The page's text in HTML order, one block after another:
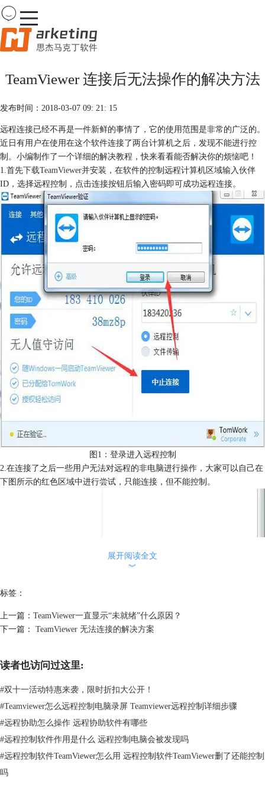
Viewer
下载
购买
案例
服务
TeamViewer 连接后无法操作的解决方法
发布时间：2018-03-07 09: 21: 15
远程连接已经不再是一件新鲜的事情了，它的使用范围是非常的广泛的。
近日有用户在使用在这个软件连接了两台计算机之后，发现不能进行控
制。小编制作了一个详细的解决教程，快来看看能否解决你的烦恼吧！
1.首先下载TeamViewer并安装，在软件的控制远程计算机区域输入伙伴
ID，选择远程控制，点击连接按钮后输入密码即可成功远程连接。
图1：登录进入远程控制
2.在连接了之后一些用户无法对远程的非电脑进行操作，大家可以自己在
下图所示的红色区域中进行尝试，只能连接，但不能控制。
接着将右侧侧的“发送组合键”一栏勾选上。选好之后接着单击左侧
的“Ctr+alt+delete”按钮。注意顺序，一定不要点错了。
展开阅读全文
︾
标签：
上一篇： TeamViewer一直显示“未就绪”什么原因？
下一篇：
TeamViewer 无法连接的解决方案
读者也访问过这里:
#双十一活动特惠来袭，限时折扣大公开！
#Teamviewer怎么远程控制电脑录屏 Teamviewer远程控制详细步骤
#远程协助怎么操作 远程协助软件有哪些
#远程控制软件作用是什么 远程控制电脑会被发现吗
#远程控制软件TeamViewer怎么用 远程控制软件TeamViewer删了还能控制
吗